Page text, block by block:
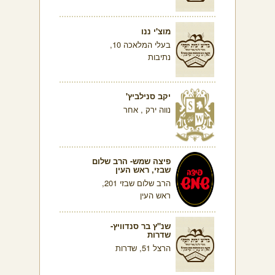
מוצ'י ננו
בעלי המלאכה 10,
נתיבות
יקב סנילביץ'
נווה ירק , אחר
פיצה שמש- הרב שלום
שבזי, ראש העין
הרב שלום שבזי 201,
ראש העין
שנ"ץ בר סנדוויץ-
שדרות
הרצל 51, שדרות